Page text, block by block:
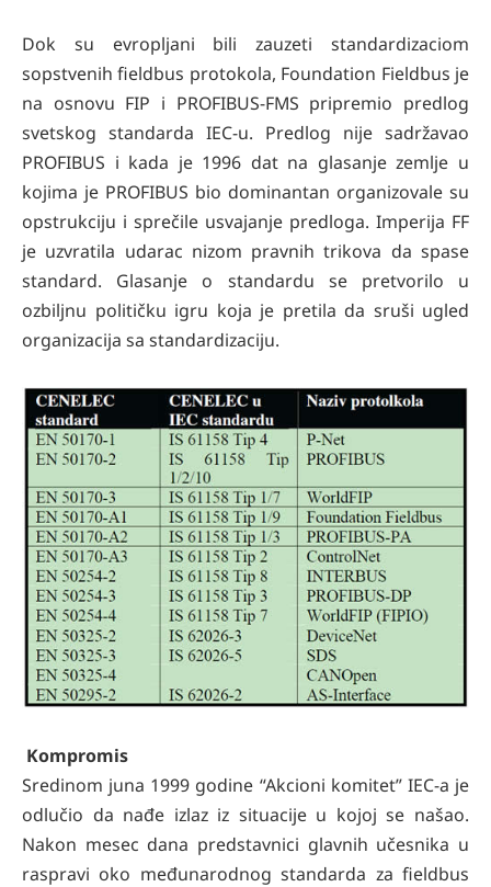
Dok su evropljani bili zauzeti standardizaciom
sopstvenih fieldbus protokola, Foundation Fieldbus je
na osnovu FIP i PROFIBUS-FMS pripremio predlog
svetskog standarda IEC-u. Predlog nije sadržavao
PROFIBUS i kada je 1996 dat na glasanje zemlje u
kojima je PROFIBUS bio dominantan organizovale su
opstrukciju i sprečile usvajanje predloga. Imperija FF
je uzvratila udarac nizom pravnih trikova da spase
standard. Glasanje o standardu se pretvorilo u
ozbiljnu političku igru koja je pretila da sruši ugled
organizacija sa standardizaciju.
Kompromis
Sredinom juna 1999 godine “Akcioni komitet” IEC-a je
odlučio da nađe izlaz iz situacije u kojoj se našao.
Nakon mesec dana predstavnici glavnih učesnika u
raspravi oko međunarodnog standarda za fieldbus